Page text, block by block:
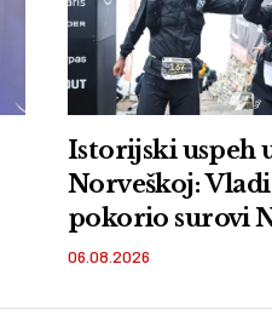
Istorijski uspeh
Norveškoj:
pokorio surovi
Xtri
06.08.2026